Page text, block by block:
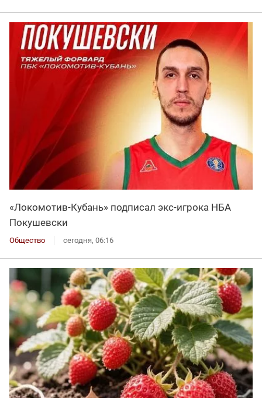
«Локомотив-Кубань» подписал экс-игрока НБА
Покушевски
Общество сегодня, 06:16